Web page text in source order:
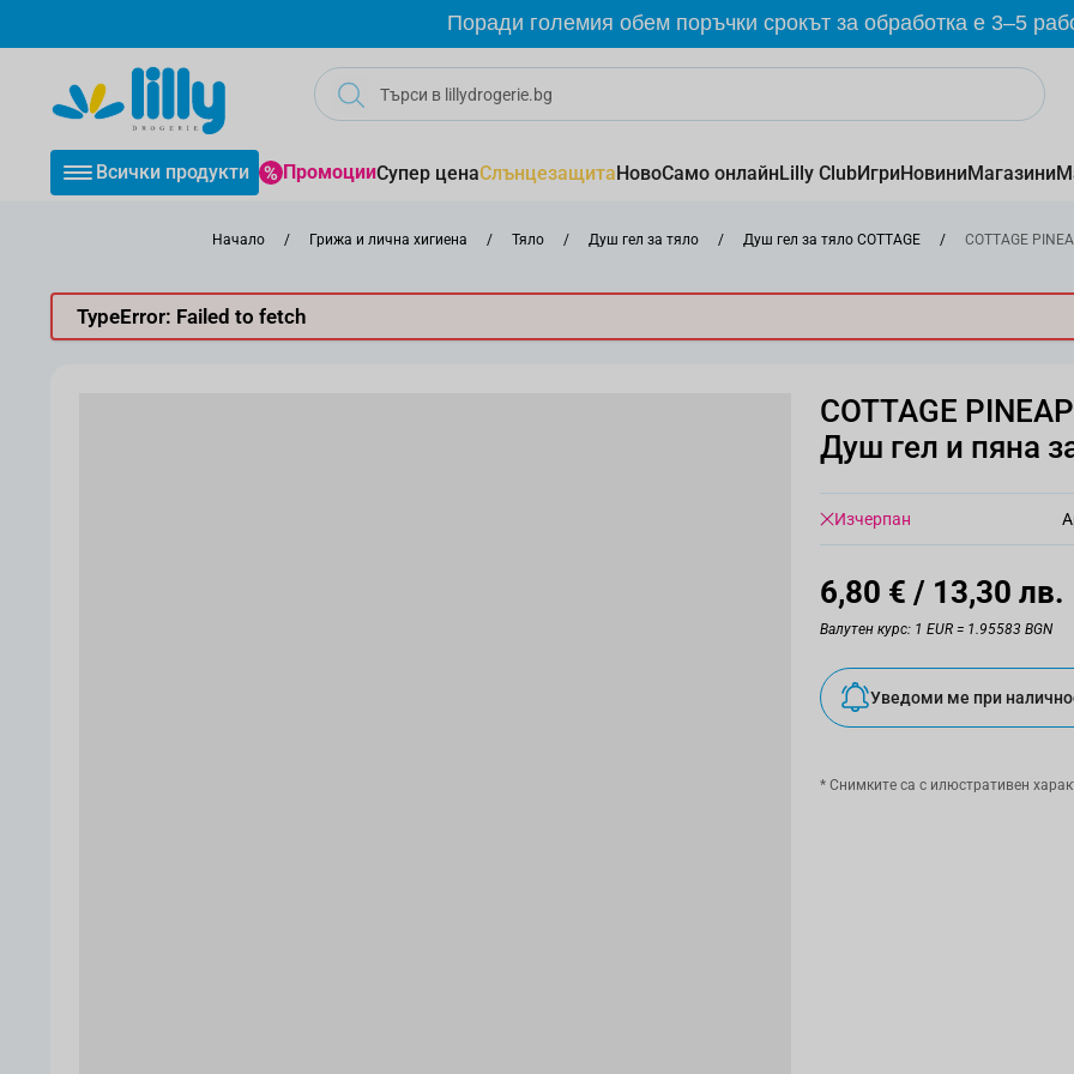
Поради големия обем поръчки срокът за обработка е 3–5
Всички продукти ПромоцииСупер ценаСлънцезащитаНовоСамо онлайнLilly ClubИгриНовиниМагазини
Начало / Грижа и лична хигиена / Тяло / Душ гел за тяло / Душ гел за тяло COTTAGE / COTTAGE
TypeError: Failed to fetch
COTTAGE
Душ гел и пяна
Изчерпан
6,80 € / 13,30 лв.
Валутен курс: 1 EUR = 1.95583 BGN
Уведоми ме при
* Снимките са с илюстративен